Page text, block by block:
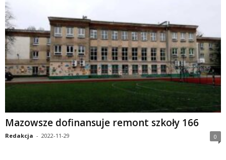
Mazowsze dofinansuje remont szkoły 166
Redakcja - 2022-11-29 0